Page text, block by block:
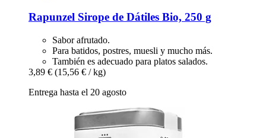
Rapunzel Sirope de Dátiles Bio, 250 g
Sabor afrutado.
Para batidos, postres, muesli y mucho más.
También es adecuado para platos salados.
3,89 € (15,56 € / kg)
Entrega hasta el 20 agosto